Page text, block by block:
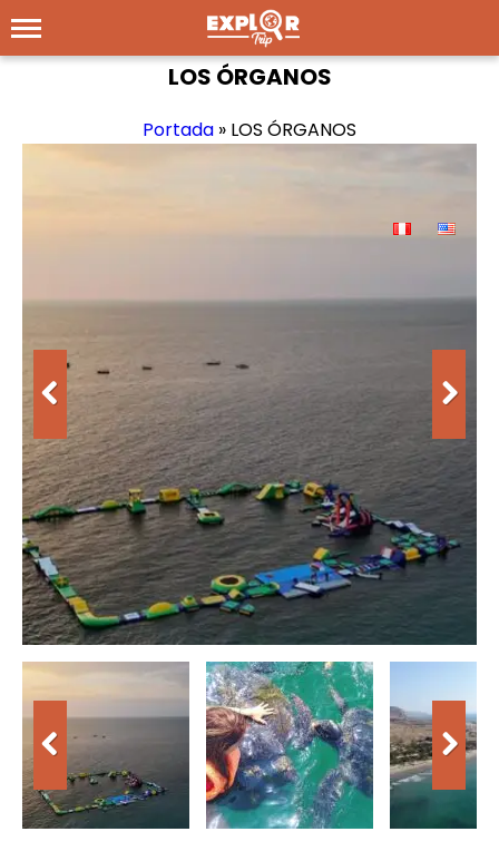
LOS ÓRGANOS
Portada » LOS ÓRGANOS